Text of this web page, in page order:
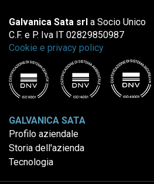
Galvanica Sata srl a Socio Unico
C.F. e P. Iva IT 02829850987
Cookie e privacy policy
GALVANICA SATA
Profilo aziendale
Storia dell'azienda
Tecnologia